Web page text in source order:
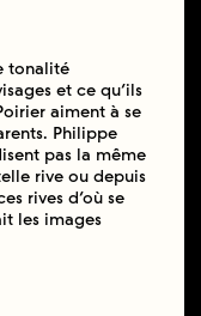
tonalité
et ce qu’ils
aiment à se
Philippe
pas la même
rive ou depuis
rives d’où se
les images